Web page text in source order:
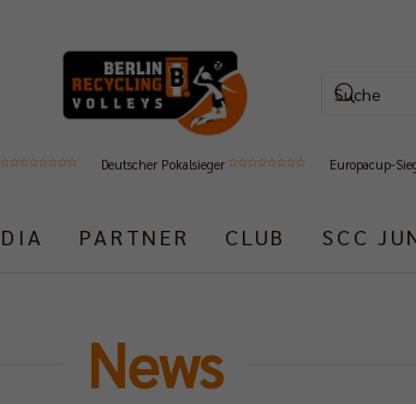
Deutscher Pokalsieger Europacup-
PARTNER CLUB SCC
News